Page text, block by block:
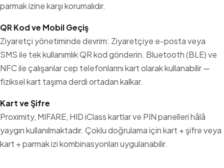
parmak izine karşı korumalıdır.
QR Kod ve Mobil Geçiş
Ziyaretçi yönetiminde devrim: Ziyaretçiye e-posta veya
SMS ile tek kullanımlık QR kod gönderin. Bluetooth (BLE) ve
NFC ile çalışanlar cep telefonlarını kart olarak kullanabilir —
fiziksel kart taşıma derdi ortadan kalkar.
Kart ve Şifre
Proximity, MIFARE, HID iClass kartlar ve PIN panelleri hâlâ
yaygın kullanılmaktadır. Çoklu doğrulama için kart + şifre veya
kart + parmak izi kombinasyonları uygulanabilir.